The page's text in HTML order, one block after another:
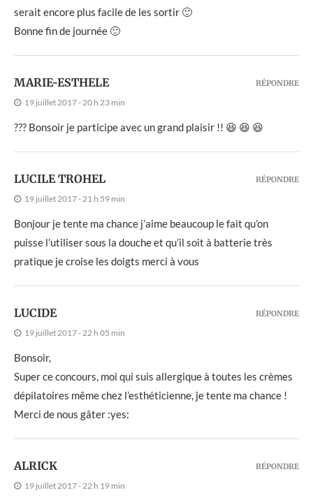
serait encore plus facile de les sortir 🙂
Bonne fin de journée 🙂
MARIE-ESTHELE
19 juillet 2017 - 20 h 23 min
??? Bonsoir je participe avec un grand plaisir !! 😆 😆 😆
RÉPONDRE
LUCILE TROHEL
19 juillet 2017 - 21 h 59 min
Bonjour je tente ma chance j’aime beaucoup le fait qu’on
puisse l’utiliser sous la douche et qu’il soit à batterie très
pratique je croise les doigts merci à vous
RÉPONDRE
LUCIDE
19 juillet 2017 - 22 h 05 min
Bonsoir,
Super ce concours, moi qui suis allergique à toutes les crèmes
dépilatoires même chez l’esthéticienne, je tente ma chance !
Merci de nous gâter :yes:
RÉPONDRE
ALRICK
19 juillet 2017 - 22 h 19 min
RÉPONDRE